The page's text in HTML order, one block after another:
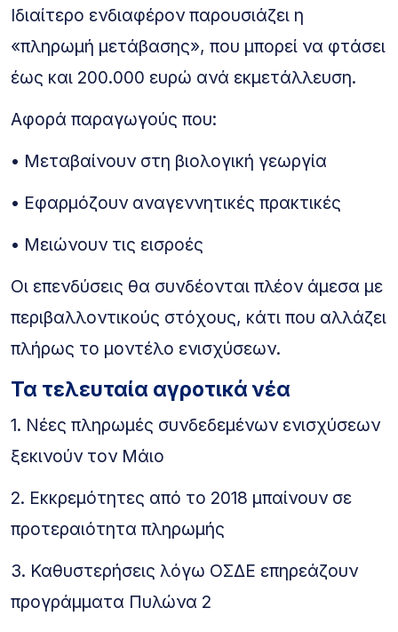
Ιδιαίτερο ενδιαφέρον παρουσιάζει η
«πληρωμή μετάβασης», που μπορεί να φτάσει
έως και 200.000 ευρώ ανά εκμετάλλευση.
Αφορά παραγωγούς που:
• Μεταβαίνουν στη βιολογική γεωργία
• Εφαρμόζουν αναγεννητικές πρακτικές
• Μειώνουν τις εισροές
Οι επενδύσεις θα συνδέονται πλέον άμεσα με
περιβαλλοντικούς στόχους, κάτι που αλλάζει
πλήρως το μοντέλο ενισχύσεων.
Τα τελευταία αγροτικά νέα
1. Νέες πληρωμές συνδεδεμένων ενισχύσεων
ξεκινούν τον Μάιο
2. Εκκρεμότητες από το 2018 μπαίνουν σε
προτεραιότητα πληρωμής
3. Καθυστερήσεις λόγω ΟΣΔΕ επηρεάζουν
προγράμματα Πυλώνα 2